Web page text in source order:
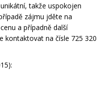
takže uspokojen
zájmu jděte na
a případně další
kontaktovat na čísle 725 320